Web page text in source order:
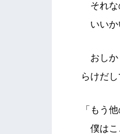
それな
いいか
おしか
らけだし
「もう
僕はこ